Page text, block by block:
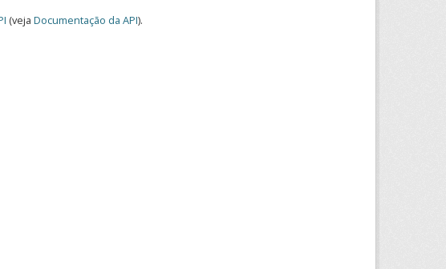
(veja Documentação da API).